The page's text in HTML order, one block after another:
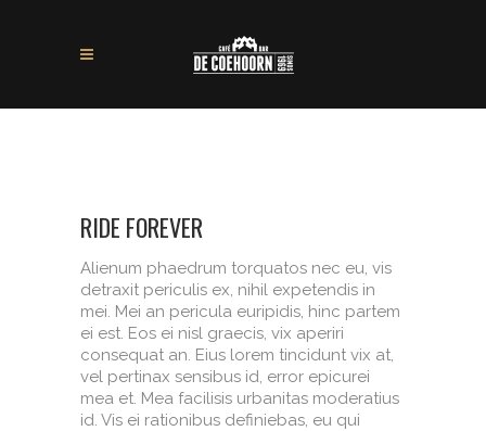
RIDE FOREVER
Alienum phaedrum torquatos nec eu, vis
detraxit periculis ex, nihil expetendis in
mei. Mei an pericula euripidis, hinc partem
ei est. Eos ei nisl graecis, vix aperiri
consequat an. Eius lorem tincidunt vix at,
vel pertinax sensibus id, error epicurei
mea et. Mea facilisis urbanitas moderatius
id. Vis ei rationibus definiebas, eu qui